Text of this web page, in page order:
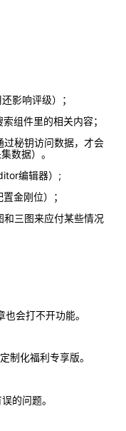
影响评级）；
组件里的相关内容；
过秘钥访问数据，才会
数据）。
编辑器）;
金刚位）；
三图来应付某些情况
会打不开功能。
制化福利专享版。
的问题。